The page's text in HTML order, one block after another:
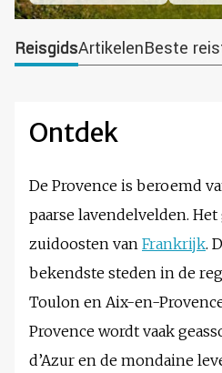
ReisgidsArtikelenBeste
Ontdek
De Provence is beroemd
paarse lavendelvelden.
zuidoosten van Frankrijk.
bekendste steden in de
Toulon en Aix-en-
Provence wordt vaak
d’Azur en de mondaine